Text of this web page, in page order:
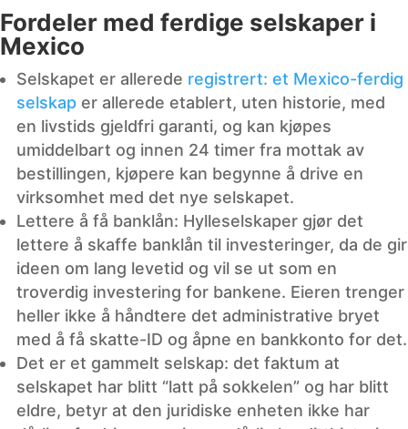
Fordeler med ferdige selskaper i
Mexico
Selskapet er allerede registrert: et Mexico-ferdig
selskap er allerede etablert, uten historie, med
en livstids gjeldfri garanti, og kan kjøpes
umiddelbart og innen 24 timer fra mottak av
bestillingen, kjøpere kan begynne å drive en
virksomhet med det nye selskapet.
Lettere å få banklån: Hylleselskaper gjør det
lettere å skaffe banklån til investeringer, da de gir
ideen om lang levetid og vil se ut som en
troverdig investering for bankene. Eieren trenger
heller ikke å håndtere det administrative bryet
med å få skatte-ID og åpne en bankkonto for det.
Det er et gammelt selskap: det faktum at
selskapet har blitt “latt på sokkelen” og har blitt
eldre, betyr at den juridiske enheten ikke har